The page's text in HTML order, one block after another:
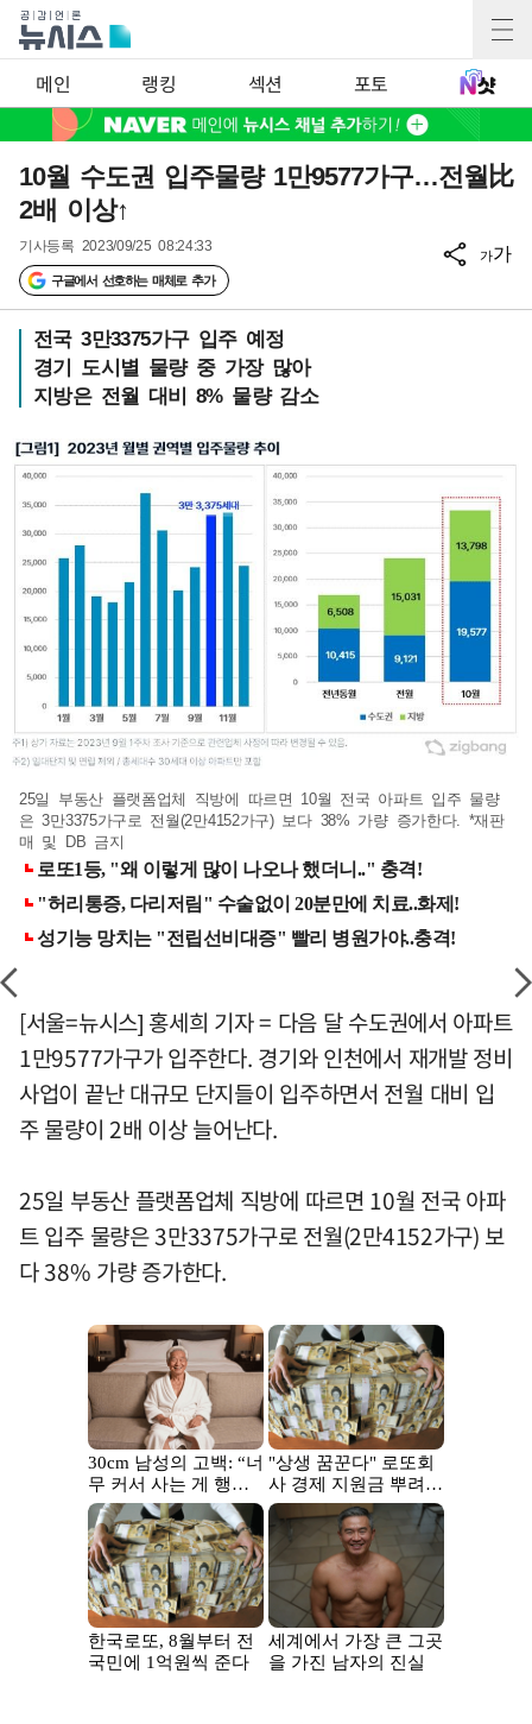
메인 랭킹 섹션 포토
10월 수도권 입주물량 1만9577가구…전월比
2배 이상↑
기사등록 2023/09/25 08:24:33
구글에서 선호하는 매체로 추가
가가
전국 3만3375가구 입주 예정
경기 도시별 물량 중 가장 많아
지방은 전월 대비 8% 물량 감소
25일 부동산 플랫폼업체 직방에 따르면 10월 전국 아파트 입주 물량
은 3만3375가구로 전월(2만4152가구) 보다 38% 가량 증가한다. *재판
매 및 DB 금지
[서울=뉴시스] 홍세희 기자 = 다음 달 수도권에서 아파트
1만9577가구가 입주한다. 경기와 인천에서 재개발 정비
사업이 끝난 대규모 단지들이 입주하면서 전월 대비 입
주 물량이 2배 이상 늘어난다.
25일 부동산 플랫폼업체 직방에 따르면 10월 전국 아파
트 입주 물량은 3만3375가구로 전월(2만4152가구) 보
다 38% 가량 증가한다.